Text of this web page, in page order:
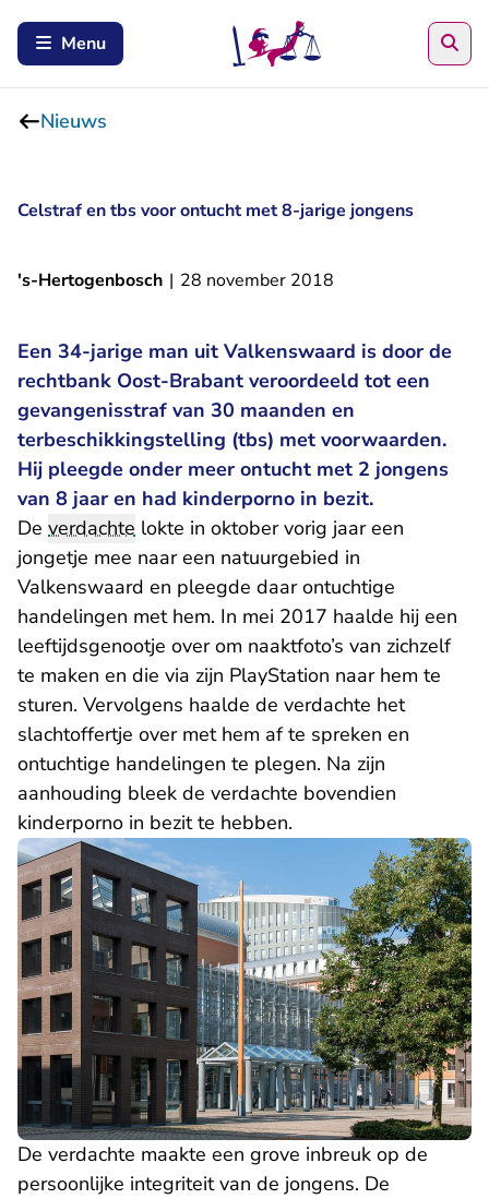
Menu
Nieuws
Celstraf en tbs voor ontucht met 8-jarige jongens
's-Hertogenbosch | 28 november 2018
Een 34-jarige man uit Valkenswaard is door de
rechtbank Oost-Brabant veroordeeld tot een
gevangenisstraf van 30 maanden en
terbeschikkingstelling (tbs) met voorwaarden.
Hij pleegde onder meer ontucht met 2 jongens
van 8 jaar en had kinderporno in bezit.
De verdachte lokte in oktober vorig jaar een
jongetje mee naar een natuurgebied in
Valkenswaard en pleegde daar ontuchtige
handelingen met hem. In mei 2017 haalde hij een
leeftijdsgenootje over om naaktfoto’s van zichzelf
te maken en die via zijn PlayStation naar hem te
sturen. Vervolgens haalde de verdachte het
slachtoffertje over met hem af te spreken en
ontuchtige handelingen te plegen. Na zijn
aanhouding bleek de verdachte bovendien
kinderporno in bezit te hebben.
De verdachte maakte een grove inbreuk op de
persoonlijke integriteit van de jongens. De